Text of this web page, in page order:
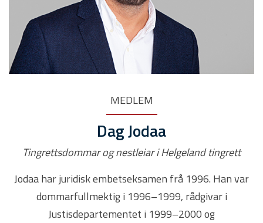
MEDLEM
Dag Jodaa
Tingrettsdommar og nestleiar i Helgeland tingrett
Jodaa har juridisk embetseksamen frå 1996. Han var
dommarfullmektig i 1996–1999, rådgivar i
Justisdepartementet i 1999–2000 og